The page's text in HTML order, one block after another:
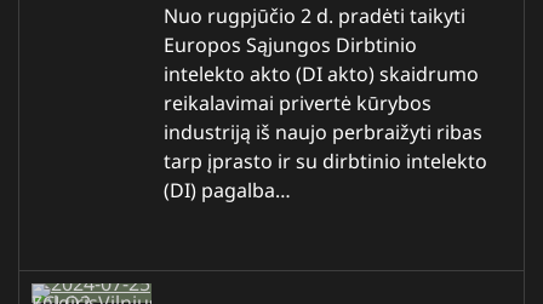
Nuo rugpjūčio 2 d. pradėti taikyti
Europos Sąjungos Dirbtinio
intelekto akto (DI akto) skaidrumo
reikalavimai privertė kūrybos
industriją iš naujo perbraižyti ribas
tarp įprasto ir su dirbtinio intelekto
(DI) pagalba…